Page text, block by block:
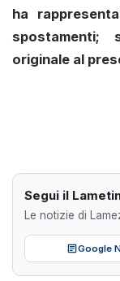
ha
originale al
Segui il
Le notizie di
Google